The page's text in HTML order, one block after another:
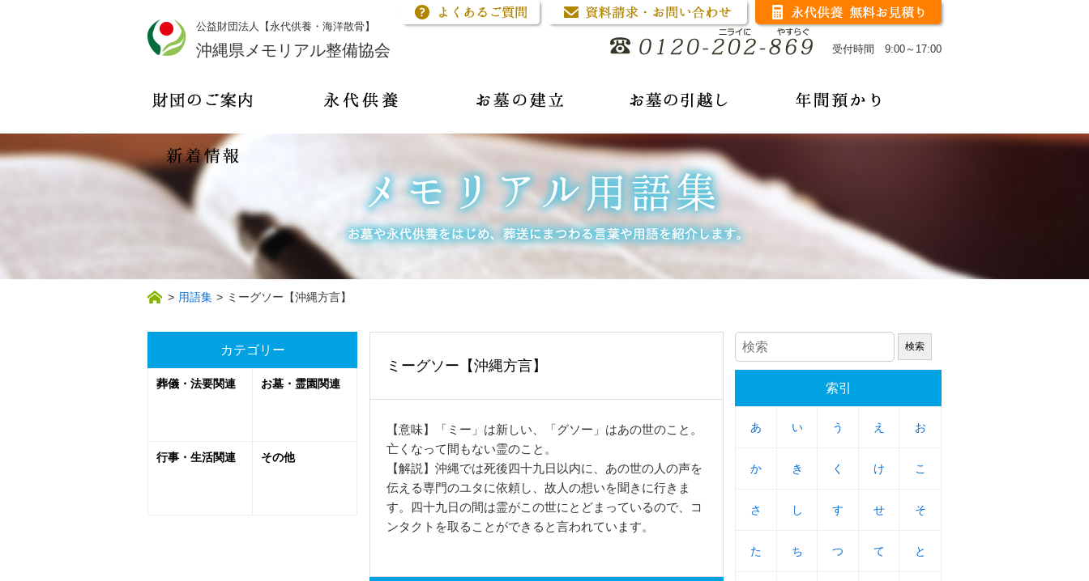
公益財団法人【永代供養・海洋散骨】
沖縄県メモリアル整備協会 受付時間 9:00～17:00
> 用語集 > ミーグソー【沖縄方言】
ミーグソー【沖縄方言】
【意味】「ミー」は新しい、「グソー」はあの世のこと。
亡くなって間もない霊のこと。
【解説】沖縄では死後四十九日以内に、あの世の人の声を
伝える専門のユタに依頼し、故人の想いを聞きに行きま
す。四十九日の間は霊がこの世にとどまっているので、コ
ンタクトを取ることができると言われています。
カテゴリー
葬儀・法要関連 お墓・霊園関連
行事・生活関連 その他
索引
あ
あ い
い う
う え
え お
お
か
か き
き く
く け
け こ
こ
さ
さ し
し す
す せ
せ そ
そ
た
た ち
ち つ
つ て
て と
と